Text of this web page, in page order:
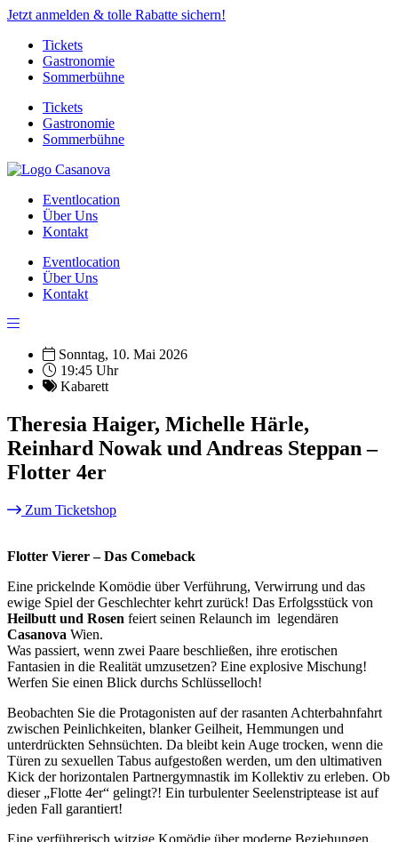
Jetzt anmelden & tolle Rabatte sichern!
Tickets
Gastronomie
Sommerbühne
Tickets
Gastronomie
Sommerbühne
Eventlocation
Über Uns
Kontakt
Eventlocation
Über Uns
Kontakt
Sonntag, 10. Mai 2026
19:45 Uhr
Kabarett
Theresia Haiger, Michelle Härle,
Reinhard Nowak und Andreas Steppan –
Flotter 4er
Zum Ticketshop
Flotter Vierer – Das Comeback
Eine prickelnde Komödie über Verführung, Verwirrung und das
ewige Spiel der Geschlechter kehrt zurück! Das Erfolgsstück von
Heilbutt und Rosen feiert seinen Relaunch im legendären
Casanova Wien.
Was passiert, wenn zwei Paare beschließen, ihre erotischen
Fantasien in die Realität umzusetzen? Eine explosive Mischung!
Werfen Sie einen Blick durchs Schlüsselloch!
Beobachten Sie die Protagonisten auf der rasanten Achterbahnfahrt
zwischen Peinlichkeiten, blanker Geilheit, Hemmungen und
unterdrückten Sehnsüchten. Da bleibt kein Auge trocken, wenn die
Türen zu sexuellen Tabus aufgestoßen werden, um den ultimativen
Kick der horizontalen Partnergymnastik im Kollektiv zu erleben. Ob
dieser „Flotte 4er“ gelingt?! Ein turbulenter Seelenstriptease ist auf
jeden Fall garantiert!
Eine verführerisch witzige Komödie über moderne Beziehungen,